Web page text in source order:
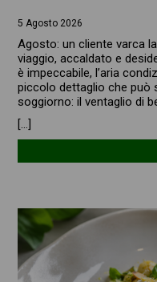
5 Agosto 2026
Agosto: un cliente varca
viaggio, accaldato e
è impeccabile, l’aria
piccolo dettaglio che può
soggiorno: il ventaglio di
[…]